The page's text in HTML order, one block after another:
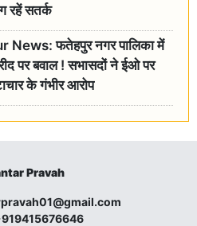
रहें सतर्क
News: फतेहपुर नगर पालिका में
पर बवाल ! सभासदों ने ईओ पर
के गंभीर आरोप
Pravah